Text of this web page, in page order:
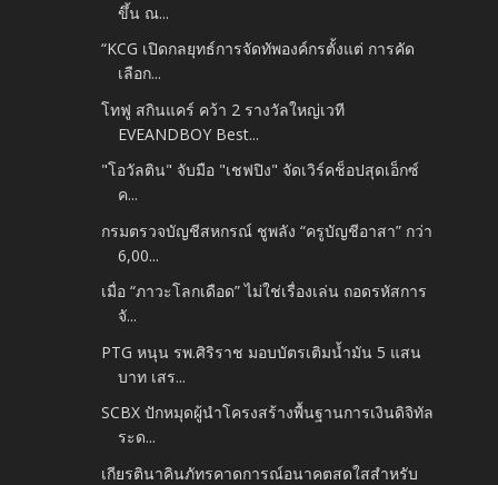
ขึ้น ณ...
“KCG เปิดกลยุทธ์การจัดทัพองค์กรตั้งแต่ การคัด
เลือก...
โทฟู สกินแคร์ คว้า 2 รางวัลใหญ่เวที
EVEANDBOY Best...
"โอวัลติน" จับมือ "เชฟปิง" จัดเวิร์คช็อปสุดเอ็กซ์
ค...
กรมตรวจบัญชีสหกรณ์ ชูพลัง “ครูบัญชีอาสา” กว่า
6,00...
เมื่อ “ภาวะโลกเดือด” ไม่ใช่เรื่องเล่น ถอดรหัสการ
จั...
PTG หนุน รพ.ศิริราช มอบบัตรเติมน้ำมัน 5 แสน
บาท เสร...
SCBX ปักหมุดผู้นำโครงสร้างพื้นฐานการเงินดิจิทัล
ระด...
เกียรตินาคินภัทรคาดการณ์อนาคตสดใสสำหรับ